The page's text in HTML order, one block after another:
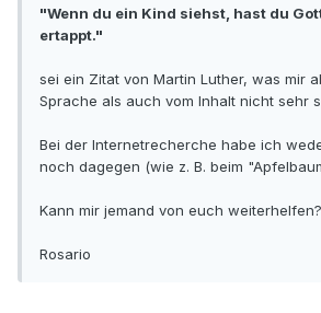
"Wenn du ein Kind siehst, hast du
ertappt."
sei ein Zitat von Martin Luther, was mir
Sprache als auch vom Inhalt nicht sehr
Bei der Internetrecherche habe ich
noch dagegen (wie z. B. beim
Kann mir jemand von euch weiterhelfen?
Rosario